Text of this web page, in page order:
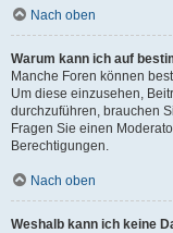
Nach oben
Warum kann ich auf
Manche Foren können
Um diese einzusehen,
durchzuführen, brauchen
Fragen Sie einen
Berechtigungen.
Nach oben
Weshalb kann ich keine